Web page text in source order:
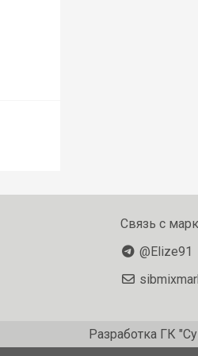
Связь с
@Elize91
Разработка ГК